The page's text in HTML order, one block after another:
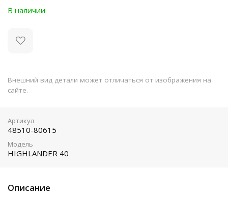
В наличии
Внешний вид детали может отличаться от изображения на
сайте.
Описание
Артикул
48510-80615
Модель
HIGHLANDER 40